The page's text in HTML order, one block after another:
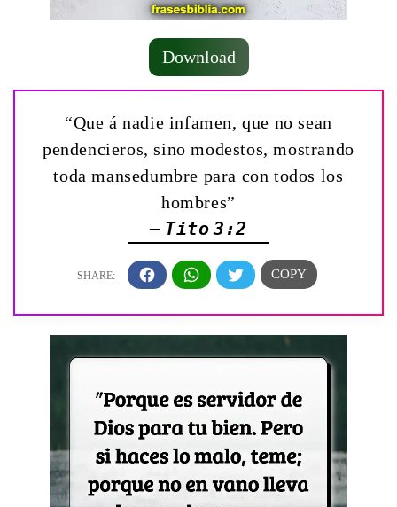
Download
“Que á nadie infamen, que no sean
pendencieros, sino modestos, mostrando
toda mansedumbre para con todos los
hombres”
— Tito 3:2